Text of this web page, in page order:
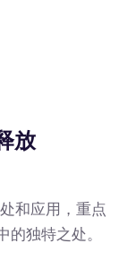
放
和应用，重点
的独特之处。